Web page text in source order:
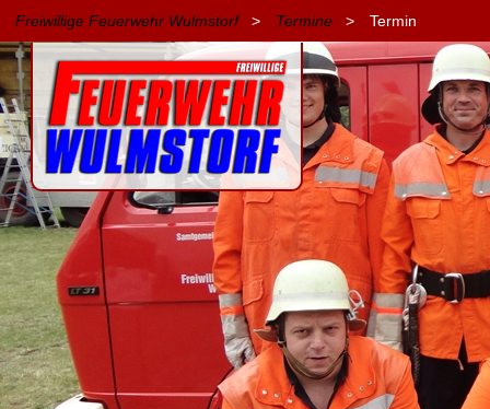
Freiwillige Feuerwehr Wulmstorf> Termine > Termin